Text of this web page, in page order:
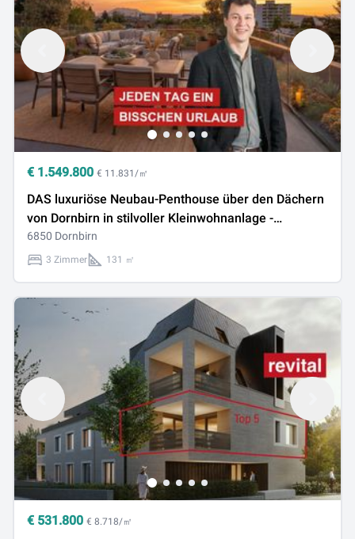
€ 1.549.800 € 11.831/㎡
DAS luxuriöse Neubau-Penthouse über den Dächern
von Dornbirn in stilvoller Kleinwohnanlage -
Bezugsbereit Ende 2026 - Top 7
6850 Dornbirn
3 Zimmer 131 ㎡
€ 531.800 € 8.718/㎡